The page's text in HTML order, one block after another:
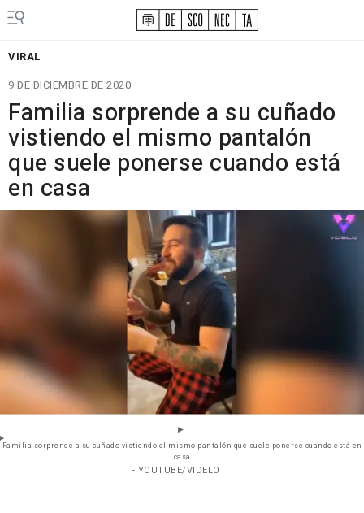
VIRAL
9 DE DICIEMBRE DE 2020
Familia sorprende a su cuñado
vistiendo el mismo pantalón
que suele ponerse cuando está
en casa
Familia sorprende a su cuñado vistiendo el mismo pantalón que suele ponerse cuando está en
casa
- YOUTUBE/VIDELO